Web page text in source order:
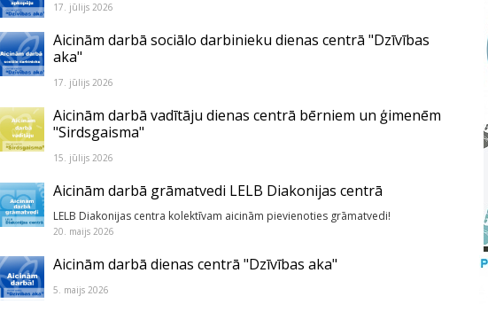
17. jūlijs 2026
Aicinām darbā sociālo darbinieku dienas centrā "Dzīvības
aka"
17. jūlijs 2026
Aicinām darbā vadītāju dienas centrā bērniem un ģimenēm
"Sirdsgaisma"
15. jūlijs 2026
Aicinām darbā grāmatvedi LELB Diakonijas centrā
LELB Diakonijas centra kolektīvam aicinām pievienoties grāmatvedi!
20. maijs 2026
Aicinām darbā dienas centrā "Dzīvības aka"
5. maijs 2026